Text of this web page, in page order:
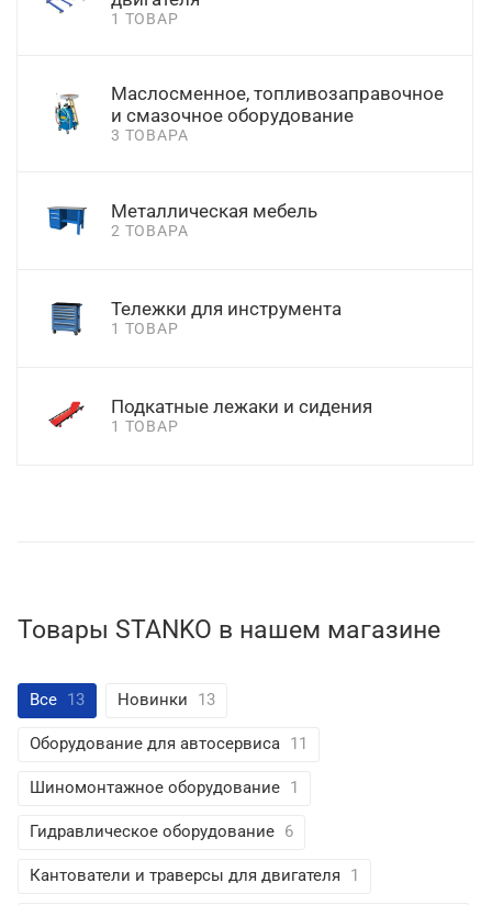
1 ТОВАР
Маслосменное, топливозаправочное
и смазочное оборудование
3 ТОВАРА
Металлическая мебель
2 ТОВАРА
Тележки для инструмента
1 ТОВАР
Подкатные лежаки и сидения
1 ТОВАР
Товары STANKO в нашем магазине
Все 13 Новинки 13
Оборудование для автосервиса 11
Шиномонтажное оборудование 1
Гидравлическое оборудование 6
Кантователи и траверсы для двигателя 1